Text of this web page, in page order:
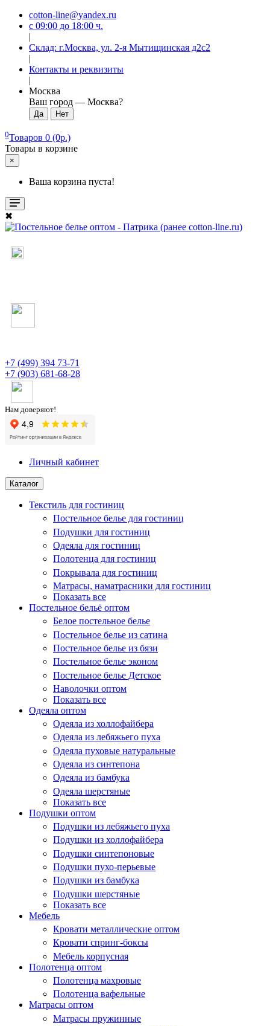
cotton-line@yandex.ru
с 09:00 до 18:00 ч.
|
Склад: г.Москва, ул. 2-я Мытищинская д2с2
|
Контакты и реквизиты
|
Москва
Ваш город — Москва?
0Товаров 0 (0р.)
Товары в корзине
×
Ваша корзина пуста!
✖
+7 (499) 394 73-71
+7 (903) 681-68-28
Нам доверяют!
Личный кабинет
Каталог
Текстиль для гостиниц
Постельное белье для гостиниц
Подушки для гостиниц
Одеяла для гостиниц
Полотенца для гостиниц
Покрывала для гостиниц
Матрасы, наматрасники для гостиниц
Показать все
Постельное бельё оптом
Белое постельное белье
Постельное белье из сатина
Постельное белье из бязи
Постельное белье эконом
Постельное белье Детское
Наволочки оптом
Показать все
Одеяла оптом
Одеяла из холлофайбера
Одеяла из лебяжьего пуха
Одеяла пуховые натуральные
Одеяла из синтепона
Одеяла из бамбука
Одеяла шерстяные
Показать все
Подушки оптом
Подушки из лебяжьего пуха
Подушки из холлофайбера
Подушки синтепоновые
Подушки пухо-перьевые
Подушки из бамбука
Подушки шерстяные
Показать все
Мебель
Кровати металлические оптом
Кровати спринг-боксы
Мебель корпусная
Полотенца оптом
Полотенца махровые
Полотенца вафельные
Матрасы оптом
Матрасы пружинные